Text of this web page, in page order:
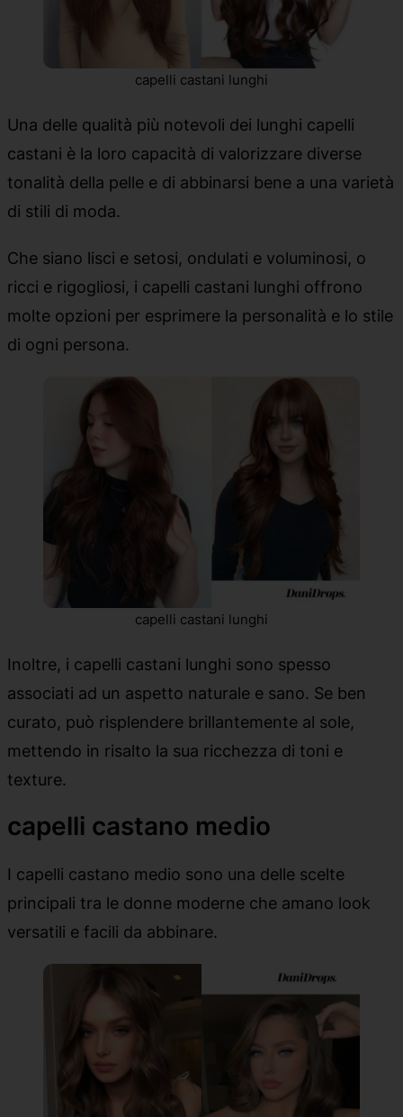
capelli castani lunghi
Una delle qualità più notevoli dei lunghi capelli
castani è la loro capacità di valorizzare diverse
tonalità della pelle e di abbinarsi bene a una varietà
di stili di moda.
Che siano lisci e setosi, ondulati e voluminosi, o
ricci e rigogliosi, i capelli castani lunghi offrono
molte opzioni per esprimere la personalità e lo stile
di ogni persona.
capelli castani lunghi
Inoltre, i capelli castani lunghi sono spesso
associati ad un aspetto naturale e sano. Se ben
curato, può risplendere brillantemente al sole,
mettendo in risalto la sua ricchezza di toni e
texture.
capelli castano medio
I capelli castano medio sono una delle scelte
principali tra le donne moderne che amano look
versatili e facili da abbinare.